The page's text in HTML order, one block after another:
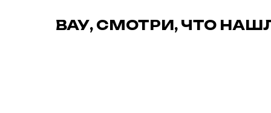
ВАУ, СМОТРИ, ЧТО